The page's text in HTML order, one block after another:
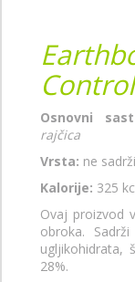
Osnovni
rajčica
Vrsta: ne
Kalorije: 325
Ovaj proizvod
obroka.
ugljikohidrata,
28%.